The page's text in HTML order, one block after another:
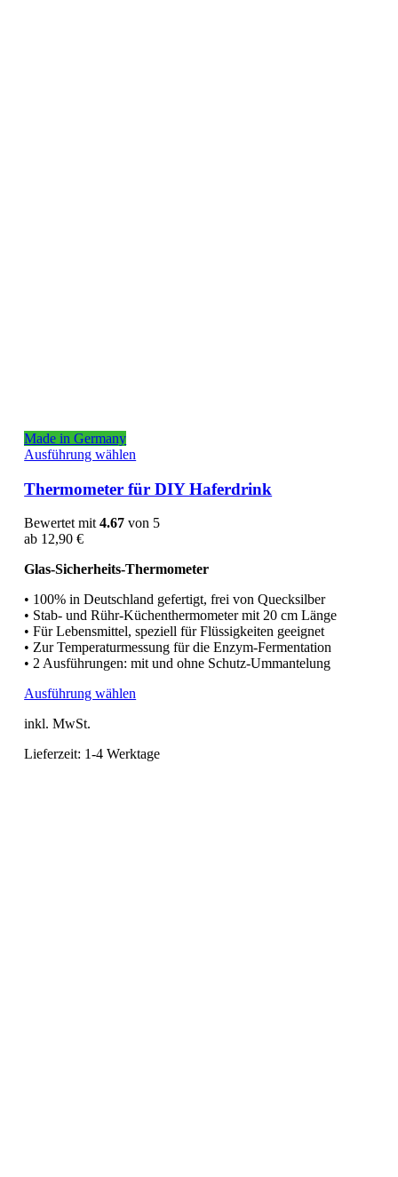
Made in Germany
Ausführung wählen
weist
mehrere
Varianten
Optionen
auf
der
Produktseite
gewählt
werden
Thermometer für DIY Haferdrink
Bewertet mit4.67 von 5
ab 12,90€
Glas-Sicherheits-Thermometer
• 100% in Deutschland gefertigt, frei von Quecksilber
• Stab- und Rühr-Küchenthermometer mit 20 cm Länge
• Für Lebensmittel, speziell für Flüssigkeiten geeignet
• Zur Temperaturmessung für die Enzym-Fermentation
• 2 Ausführungen: mit und ohne Schutz-Ummantelung
Ausführung wählen
Varianten
inkl. MwSt.
Lieferzeit: 1-4 Werktage